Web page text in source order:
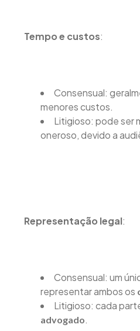
Tempo e custos:
Consensual:
menores custos.
Litigioso: pode ser
oneroso, devido a
Representação legal:
Consensual: um
representar ambos os
Litigioso: cada
advogado.